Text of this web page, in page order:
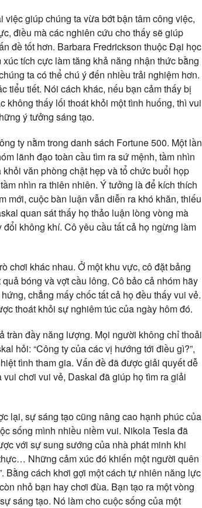
giúp chúng ta vừa bớt bận tâm công việc,
điều mà các nghiên cứu cho thấy sẽ giúp
đề tốt hơn. Barbara Fredrickson thuộc Đại học
tích cực làm tăng khả năng nhận thức bằng
ta có thể chú ý đến nhiều trải nghiệm hơn.
tiểu tiết. Nói cách khác, nếu bạn cảm thấy bị
không thấy lối thoát khỏi một tình huống, thì vui
ý tưởng sáng tạo.
ty nằm trong danh sách Fortune 500. Một lần
lãnh đạo toàn cầu tìm ra sứ mệnh, tầm nhìn
văn phòng chật hẹp và tổ chức buổi họp
nhìn ra thiên nhiên. Ý tưởng là để kích thích
mới, cuộc bàn luận vẫn diễn ra khó khăn, thiếu
quan sát thấy họ thảo luận lòng vòng mà
không khí. Cô yêu cầu tất cả họ ngừng làm
chơi khác nhau. Ở một khu vực, cô đặt bảng
bóng và vợt cầu lông. Cô bảo cả nhóm hãy
chẳng mấy chốc tất cả họ đều thấy vui vẻ.
thoát khỏi sự nghiêm túc của ngày hôm đó.
tràn đầy năng lượng. Mọi người không chỉ thoải
hỏi: “Công ty của các vị hướng tới điều gì?”,
tình tham gia. Vấn đề đã được giải quyết dễ
chơi vui vẻ, Daskal đã giúp họ tìm ra giải
lại, sự sáng tạo cũng nâng cao hạnh phúc của
sống mình nhiều niềm vui. Nikola Tesla đã
với sự sung sướng của nhà phát minh khi
Những cảm xúc đó khiến một người quên
Bằng cách khơi gợi một cách tự nhiên năng lực
nhỏ bạn hay chơi đùa. Bạn tạo ra một vòng
sáng tạo. Nó làm cho cuộc sống của một